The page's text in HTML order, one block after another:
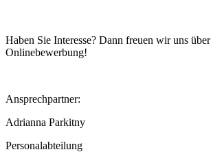
Haben Sie Interesse? Dann freuen wir uns über
Onlinebewerbung!
Ansprechpartner:
Adrianna Parkitny
Personalabteilung